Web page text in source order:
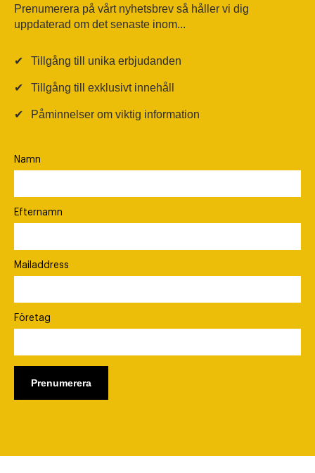
Prenumerera på vårt nyhetsbrev så håller vi dig
uppdaterad om det senaste inom...
✔ Tillgång till unika erbjudanden
✔ Tillgång till exklusivt innehåll
✔ Påminnelser om viktig information
Namn
Efternamn
Mailaddress
Företag